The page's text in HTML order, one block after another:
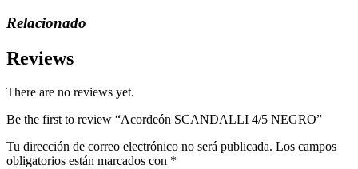
Relacionado
Reviews
There are no reviews yet.
Be the first to review “Acordeón SCANDALLI 4/5 NEGRO”
Tu dirección de correo electrónico no será publicada. Los campos
obligatorios están marcados con *